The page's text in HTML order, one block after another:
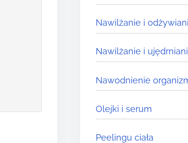
Nawilżanie i
Nawilżanie i
Nawodnienie
Olejki i serum
Peelingu ciała